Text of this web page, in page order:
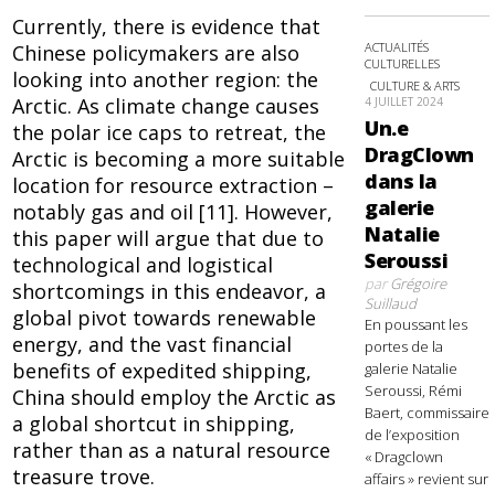
Currently, there is evidence that
Chinese policymakers are also
looking into another region: the
Arctic. As climate change causes
the polar ice caps to retreat, the
Arctic is becoming a more suitable
location for resource extraction –
notably gas and oil [11]. However,
this paper will argue that due to
technological and logistical
shortcomings in this endeavor, a
global pivot towards renewable
energy, and the vast financial
benefits of expedited shipping,
China should employ the Arctic as
a global shortcut in shipping,
rather than as a natural resource
treasure trove.
ACTUALITÉS
CULTURELLES
CULTURE & ARTS
4 JUILLET 2024
Un.e
DragClown
dans la
galerie
Natalie
Seroussi
parGrégoire
Suillaud
En poussant les
portes de la
galerie Natalie
Seroussi, Rémi
Baert, commissaire
de l’exposition
« Dragclown
affairs » revient sur